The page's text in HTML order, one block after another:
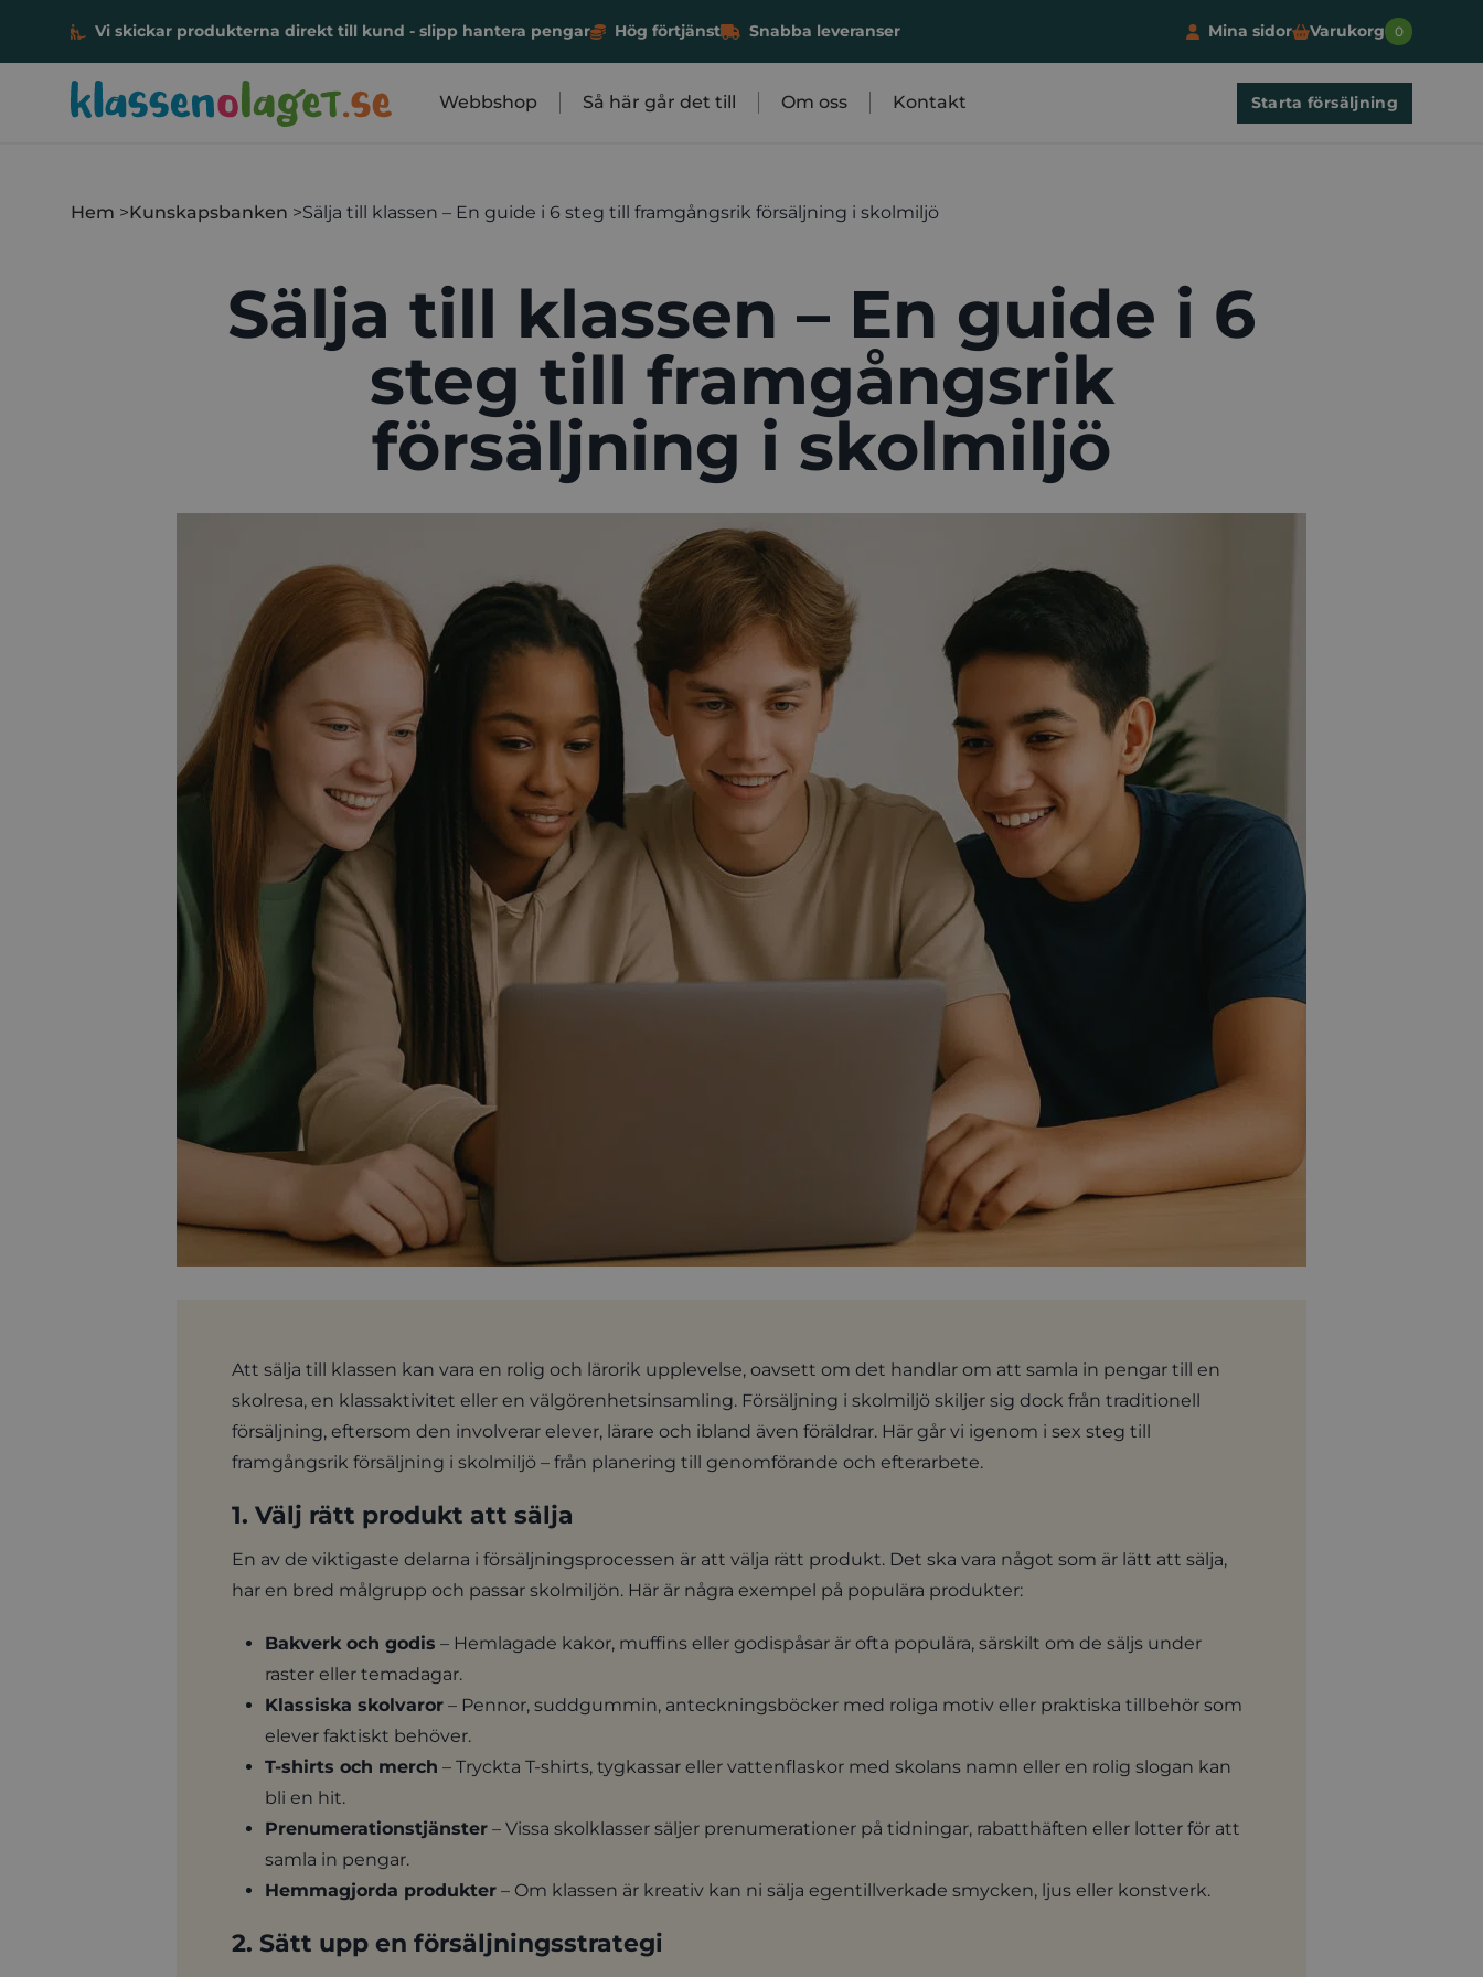
Vi skickar produkterna direkt till kund - slipp hantera pengar Hög förtjänst Snabba leveranser Mina sidor Varukorg 0
Klassen och laget Webbshop Så här går det till Om oss Kontakt Starta försäljning
Hem Kunskapsbanken Sälja till klassen – En guide i 6 steg till framgångsrik försäljning i skolmiljö
Sälja till klassen – En guide i 6
steg till framgångsrik
försäljning i skolmiljö
Att sälja till klassen kan vara en rolig och lärorik upplevelse, oavsett om det handlar om att samla in pengar till en
skolresa, en klassaktivitet eller en välgörenhetsinsamling. Försäljning i skolmiljö skiljer sig dock från traditionell
försäljning, eftersom den involverar elever, lärare och ibland även föräldrar. Här går vi igenom i sex steg till
framgångsrik försäljning i skolmiljö – från planering till genomförande och efterarbete.
1. Välj rätt produkt att sälja
En av de viktigaste delarna i försäljningsprocessen är att välja rätt produkt. Det ska vara något som är lätt att sälja,
har en bred målgrupp och passar skolmiljön. Här är några exempel på populära produkter:
Bakverk och godis – Hemlagade kakor, muffins eller godispåsar är ofta populära, särskilt om de säljs under
raster eller temadagar.
Klassiska skolvaror – Pennor, suddgummin, anteckningsböcker med roliga motiv eller praktiska tillbehör som
elever faktiskt behöver.
T-shirts och merch – Tryckta T-shirts, tygkassar eller vattenflaskor med skolans namn eller en rolig slogan kan
bli en hit.
Prenumerationstjänster – Vissa skolklasser säljer prenumerationer på tidningar, rabatthäften eller lotter för att
samla in pengar.
Hemmagjorda produkter – Om klassen är kreativ kan ni sälja egentillverkade smycken, ljus eller konstverk.
2. Sätt upp en försäljningsstrategi